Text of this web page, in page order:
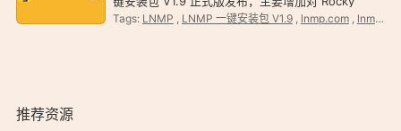
Linux 、 AlmaLinux 、 CentOS Stream 9 及国产
Tags: LNMP , LNMP 一键安装包 V1.9, lnmp.com, lnmp.org
推荐资源